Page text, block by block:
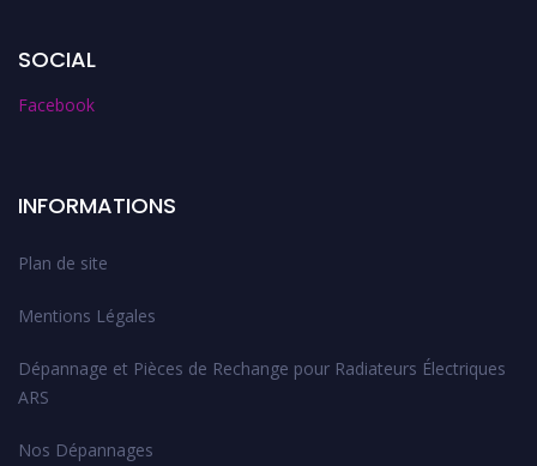
SOCIAL
Facebook
INFORMATIONS
Plan de site
Mentions Légales
Dépannage et Pièces de Rechange pour Radiateurs Électriques
ARS
Nos Dépannages